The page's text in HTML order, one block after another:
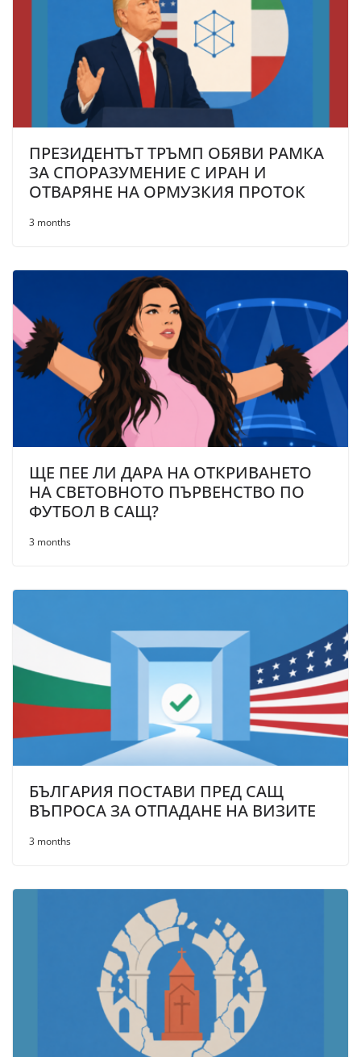
ПРЕЗИДЕНТЪТ ТРЪМП ОБЯВИ РАМКА
ЗА СПОРАЗУМЕНИЕ С ИРАН И
ОТВАРЯНЕ НА ОРМУЗКИЯ ПРОТОК
3 months
ЩЕ ПЕЕ ЛИ ДАРА НА ОТКРИВАНЕТО
НА СВЕТОВНОТО ПЪРВЕНСТВО ПО
ФУТБОЛ В САЩ?
3 months
БЪЛГАРИЯ ПОСТАВИ ПРЕД САЩ
ВЪПРОСА ЗА ОТПАДАНЕ НА ВИЗИТЕ
3 months